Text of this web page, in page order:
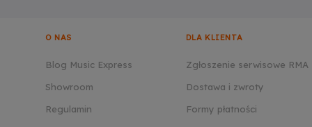
O NAS
Blog Music Express
Showroom
Regulamin
DLA KLIENTA
Zgłoszenie serwisowe RMA
Dostawa i zwroty
Formy płatności